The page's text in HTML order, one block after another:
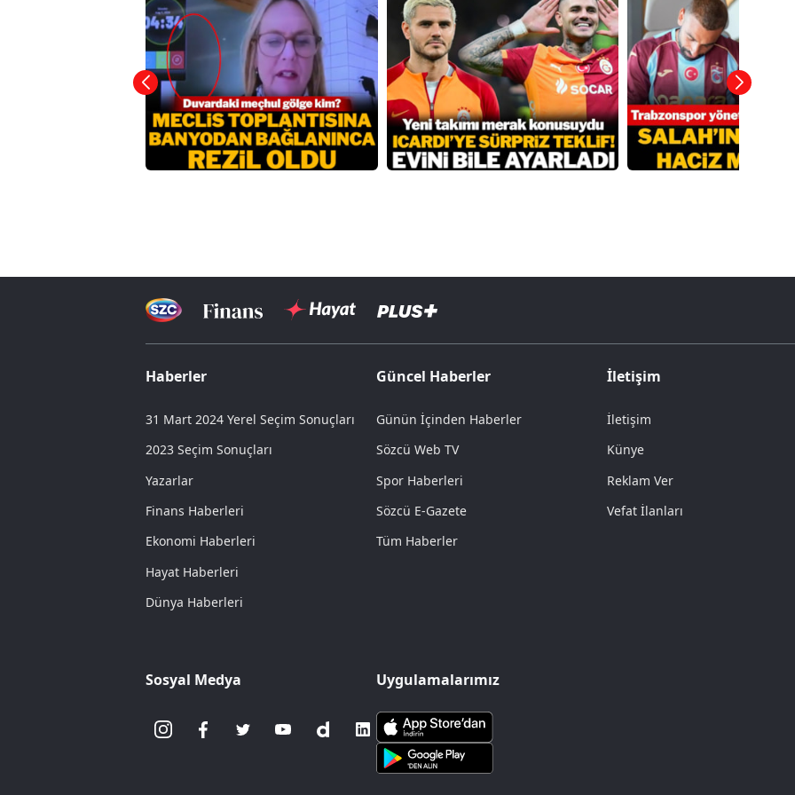
Haberler
31 Mart 2024 Yerel Seçim Sonuçları
2023 Seçim Sonuçları
Yazarlar
Finans Haberleri
Ekonomi Haberleri
Hayat Haberleri
Dünya Haberleri
Güncel Haberler
Günün İçinden Haberler
Sözcü Web TV
Spor Haberleri
Sözcü E-Gazete
Tüm Haberler
İletişim
İletişim
Künye
Reklam Ver
Vefat İlanları
Sosyal Medya Uygulamalarımız